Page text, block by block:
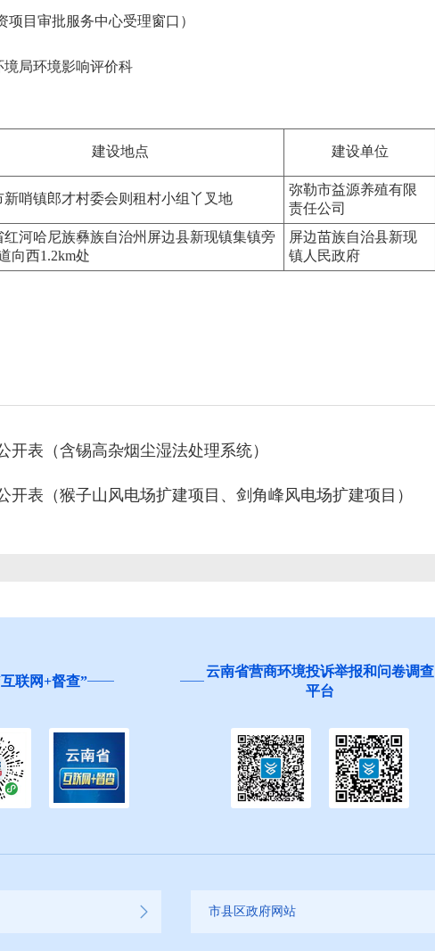
项目审批服务中心受理窗口）
局环境影响评价科
建设地点 建设单位
新哨镇郎才村委会则租村小组丫叉地
弥勒市益源养殖有限
责任公司
红河哈尼族彝族自治州屏边县新现镇集镇旁
向西1.2km处
屏边苗族自治县新现
镇人民政府
表（含锡高杂烟尘湿法处理系统）
表（猴子山风电场扩建项目、剑角峰风电场扩建项目）
联网+督查”
云南省营商环境投诉举报和问卷调查
平台
市县区政府网站